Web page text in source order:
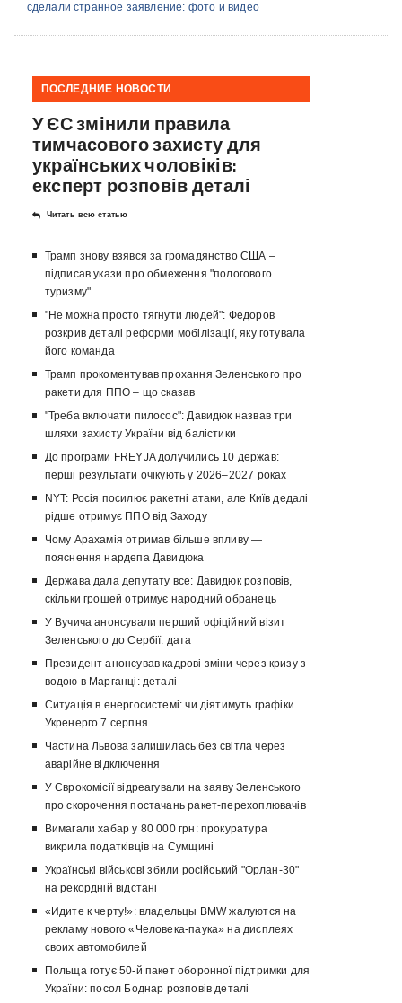
сделали странное заявление: фото и видео
ПОСЛЕДНИЕ НОВОСТИ
У ЄС змінили правила
тимчасового захисту для
українських чоловіків:
експерт розповів деталі
Читать всю статью
Трамп знову взявся за громадянство США –
підписав укази про обмеження "пологового
туризму"
"Не можна просто тягнути людей": Федоров
розкрив деталі реформи мобілізації, яку готувала
його команда
Трамп прокоментував прохання Зеленського про
ракети для ППО – що сказав
"Треба включати пилосос": Давидюк назвав три
шляхи захисту України від балістики
До програми FREYJA долучились 10 держав:
перші результати очікують у 2026–2027 роках
NYT: Росія посилює ракетні атаки, але Київ дедалі
рідше отримує ППО від Заходу
Чому Арахамія отримав більше впливу —
пояснення нардепа Давидюка
Держава дала депутату все: Давидюк розповів,
скільки грошей отримує народний обранець
У Вучича анонсували перший офіційний візит
Зеленського до Сербії: дата
Президент анонсував кадрові зміни через кризу з
водою в Марганці: деталі
Ситуація в енергосистемі: чи діятимуть графіки
Укренерго 7 серпня
Частина Львова залишилась без світла через
аварійне відключення
У Єврокомісії відреагували на заяву Зеленського
про скорочення постачань ракет-перехоплювачів
Вимагали хабар у 80 000 грн: прокуратура
викрила податківців на Сумщині
Українські військові збили російський "Орлан-30"
на рекордній відстані
«Идите к черту!»: владельцы BMW жалуются на
рекламу нового «Человека-паука» на дисплеях
своих автомобилей
Польща готує 50-й пакет оборонної підтримки для
України: посол Боднар розповів деталі